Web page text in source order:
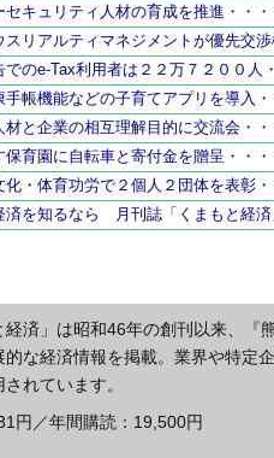
セキュリティ人材の育成を推進・・
スリアルティマネジメントが優先交
でのe-Tax利用者は２２万７２００人
手帳機能などの子育てアプリを導入
材と企業の相互理解目的に交流会・
保育園に自転車と寄付金を贈呈・・
化・体育功労で２個人２団体を表彰
済を知るなら 月刊誌「くまもと経済
経済」は昭和46年の創刊以来、
的な経済情報を掲載。業界や特定
れています。
円／年間購読：19,500円